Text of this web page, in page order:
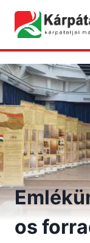
content
os